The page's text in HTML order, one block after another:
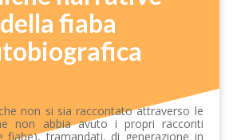
della fiaba
non si sia raccontato attraverso le
non abbia avuto i propri racconti
fiabe), tramandati, di generazione in